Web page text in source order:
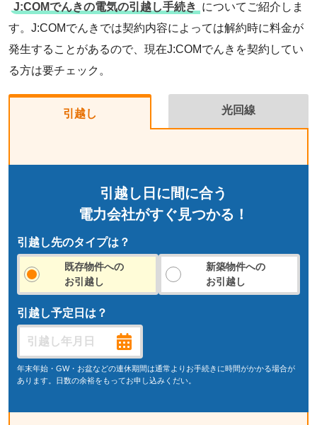
J:COMでんきの電気の引越し手続き についてご紹介しま
す。J:COMでんきでは契約内容によっては解約時に料金が
発生することがあるので、現在J:COMでんきを契約してい
る方は要チェック。
引越し
引越し日に間に合う
電力会社がすぐ見つかる！
引越し先のタイプは？
既存物件への
お引越し
新築物件への
お引越し
引越し予定日は？
年末年始・GW・お盆などの連休期間は通常よりお手続きに時間がかかる場合が
あります。日数の余裕をもってお申し込みくだい。
光回線